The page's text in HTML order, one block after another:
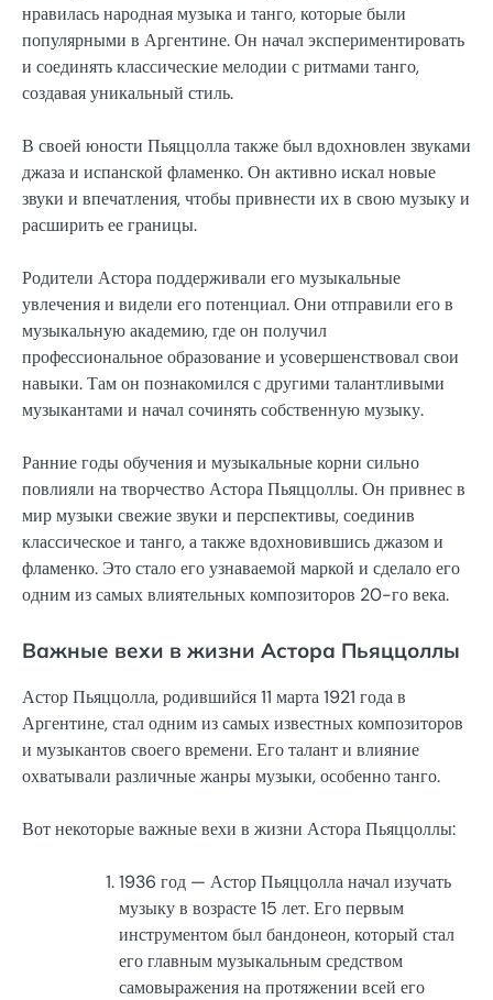
нравилась народная музыка и танго, которые были
популярными в Аргентине. Он начал экспериментировать
и соединять классические мелодии с ритмами танго,
создавая уникальный стиль.
В своей юности Пьяццолла также был вдохновлен звуками
джаза и испанской фламенко. Он активно искал новые
звуки и впечатления, чтобы привнести их в свою музыку и
расширить ее границы.
Родители Астора поддерживали его музыкальные
увлечения и видели его потенциал. Они отправили его в
музыкальную академию, где он получил
профессиональное образование и усовершенствовал свои
навыки. Там он познакомился с другими талантливыми
музыкантами и начал сочинять собственную музыку.
Ранние годы обучения и музыкальные корни сильно
повлияли на творчество Астора Пьяццоллы. Он привнес в
мир музыки свежие звуки и перспективы, соединив
классическое и танго, а также вдохновившись джазом и
фламенко. Это стало его узнаваемой маркой и сделало его
одним из самых влиятельных композиторов 20-го века.
Важные вехи в жизни Астора Пьяццоллы
Астор Пьяццолла, родившийся 11 марта 1921 года в
Аргентине, стал одним из самых известных композиторов
и музыкантов своего времени. Его талант и влияние
охватывали различные жанры музыки, особенно танго.
Вот некоторые важные вехи в жизни Астора Пьяццоллы:
1936 год — Астор Пьяццолла начал изучать
музыку в возрасте 15 лет. Его первым
инструментом был бандонеон, который стал
его главным музыкальным средством
самовыражения на протяжении всей его